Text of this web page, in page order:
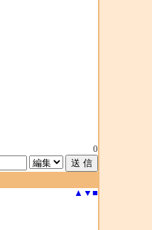
0
▲ ▼ ■